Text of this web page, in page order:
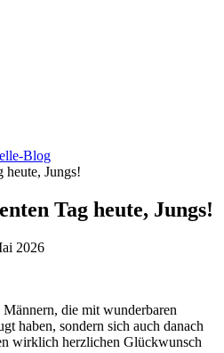
Tag heute, Jungs!
2026
die mit wunderbaren
haben, sondern sich auch danach
wirklich herzlichen Glückwunsch